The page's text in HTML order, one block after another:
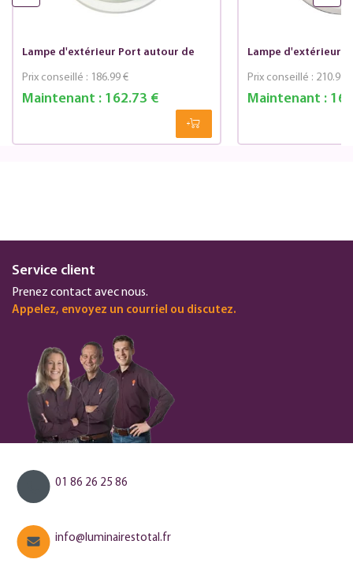
Lampe d'extérieur Port autour de
Maintenant :162.73 €
Prix conseillé : 186.99 €
Lampe d'extérieur
Maintenant :
Prix conseillé : 210.99 €
Service client
Prenez contact avec nous.
Appelez, envoyez un courriel ou discutez.
01 86 26 25 86
info@luminairestotal.fr